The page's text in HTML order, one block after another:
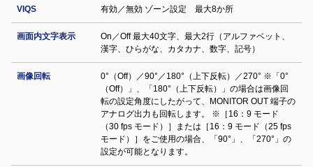
VIQS 有効／無効 ゾーン設定 最⼤8か所
画面内文字表示
On／Off 最大40文字、最大2行（アルファベット、
漢字、ひらがな、カタカナ、数字、記号）
画像回転
0°（Off）／90°／180°（上下反転）／270° ※「0°
（Off）」、「180°（上下反転）」の場合は画像回
転の設定角度にしたがって、MONITOR OUT 端子の
アナログ出力も回転します。 ※［16：9 モード
（30 fps モード）］または［16：9 モード（25 fps
モード）］をご使用の場合、「90°」、「270°」の
設定が可能となります。